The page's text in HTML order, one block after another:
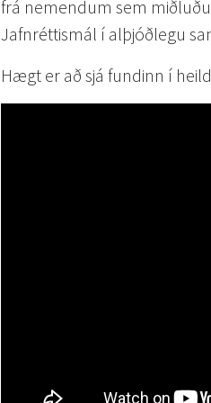
frá nemendum sem
Jafnréttismál í alþjóðlegu
Hægt er að sjá fundinn í